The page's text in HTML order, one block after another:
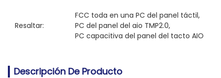
Resaltar:
FCC toda en una PC del panel táctil,
PC del panel del aio TMP2.0,
PC capacitiva del panel del tacto AIO
Descripción De Producto